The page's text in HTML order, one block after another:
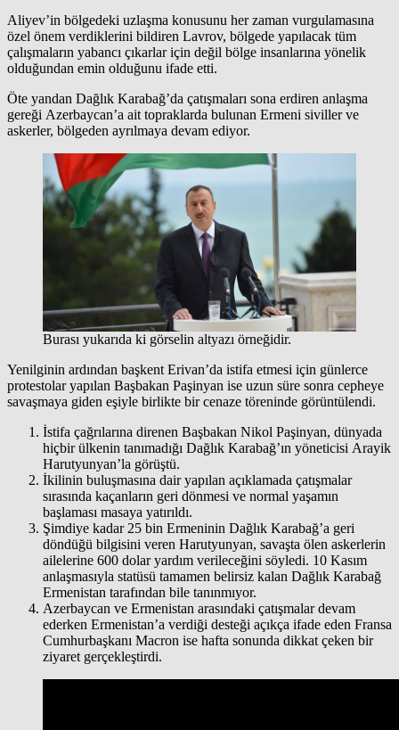
Aliyev’in bölgedeki uzlaşma konusunu her zaman vurgulamasına
özel önem verdiklerini bildiren Lavrov, bölgede yapılacak tüm
çalışmaların yabancı çıkarlar için değil bölge insanlarına yönelik
olduğundan emin olduğunu ifade etti.
Öte yandan Dağlık Karabağ’da çatışmaları sona erdiren anlaşma
gereği Azerbaycan’a ait topraklarda bulunan Ermeni siviller ve
askerler, bölgeden ayrılmaya devam ediyor.
Burası yukarıda ki görselin altyazı örneğidir.
Yenilginin ardından başkent Erivan’da istifa etmesi için günlerce
protestolar yapılan Başbakan Paşinyan ise uzun süre sonra cepheye
savaşmaya giden eşiyle birlikte bir cenaze töreninde görüntülendi.
İstifa çağrılarına direnen Başbakan Nikol Paşinyan, dünyada
hiçbir ülkenin tanımadığı Dağlık Karabağ’ın yöneticisi Arayik
Harutyunyan’la görüştü.
İkilinin buluşmasına dair yapılan açıklamada çatışmalar
sırasında kaçanların geri dönmesi ve normal yaşamın
başlaması masaya yatırıldı.
Şimdiye kadar 25 bin Ermeninin Dağlık Karabağ’a geri
döndüğü bilgisini veren Harutyunyan, savaşta ölen askerlerin
ailelerine 600 dolar yardım verileceğini söyledi. 10 Kasım
anlaşmasıyla statüsü tamamen belirsiz kalan Dağlık Karabağ
Ermenistan tarafından bile tanınmıyor.
Azerbaycan ve Ermenistan arasındaki çatışmalar devam
ederken Ermenistan’a verdiği desteği açıkça ifade eden Fransa
Cumhurbaşkanı Macron ise hafta sonunda dikkat çeken bir
ziyaret gerçekleştirdi.